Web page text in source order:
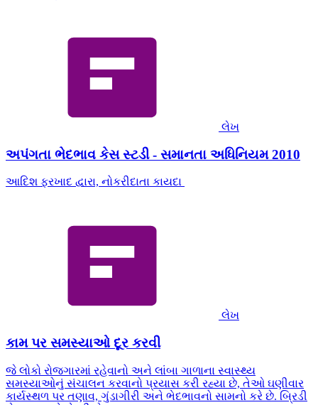
લેખ
અપંગતા ભેદભાવ કેસ સ્ટડી - સમાનતા અધિનિયમ 2010
આદિશ ફરખાદ દ્વારા, નોકરીદાતા કાયદા
લેખ
કામ પર સમસ્યાઓ દૂર કરવી
જે લોકો રોજગારમાં રહેવાનો અને લાંબા ગાળાના સ્વાસ્થ્ય
સમસ્યાઓનું સંચાલન કરવાનો પ્રયાસ કરી રહ્યા છે, તેઓ ઘણીવાર
કાર્યસ્થળ પર તણાવ, ગુંડાગીરી અને ભેદભાવનો સામનો કરે છે. બ્રિડી